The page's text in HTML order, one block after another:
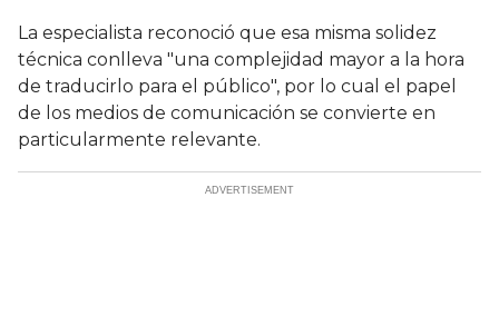
La especialista reconoció que esa misma solidez
técnica conlleva "una complejidad mayor a la hora
de traducirlo para el público", por lo cual el papel
de los medios de comunicación se convierte en
particularmente relevante.